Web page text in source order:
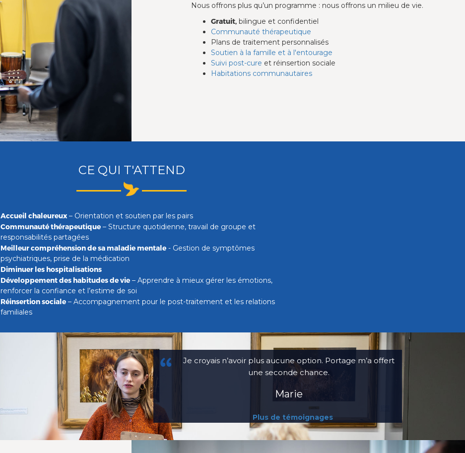
Nous offrons plus qu’un programme : nous offrons un milieu de vie.
Gratuit, bilingue et confidentiel
Communauté thérapeutique
Plans de traitement personnalisés
Soutien à la famille et à l'entourage
Suivi post-cure et réinsertion sociale
Habitations communautaires
CE QUI T'ATTEND
Accueil chaleureux– Orientation et soutien par les pairs
Communauté thérapeutique – Structure quotidienne, travail de groupe et
responsabilités partagées
Meilleur compréhension de sa maladie mentale - Gestion de symptômes
psychiatriques, prise de la médication
Diminuer les hospitalisations
Développement des habitudes de vie – Apprendre à mieux gérer les émotions,
renforcer la confiance et l’estime de soi
Réinsertion sociale – Accompagnement pour le post-traitement et les relations
familiales
Je croyais n’avoir plus aucune option. Portage m’a offert
une seconde chance.
Marie
Plus de témoignages